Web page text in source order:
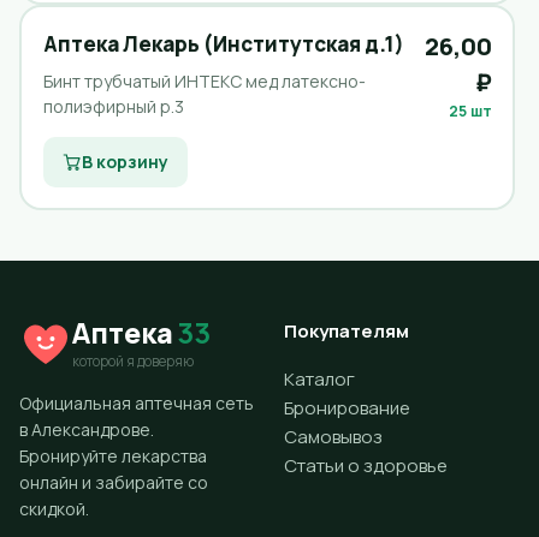
Аптека Лекарь (Институтская д.1)
Бинт трубчатый ИНТЕКС мед латексно-
полиэфирный р.3
26,00
₽
25 шт
В корзину
Аптека33
которой я доверяю
Официальная аптечная сеть
в Александрове.
Бронируйте лекарства
онлайн и забирайте со
скидкой.
Покупателям
Каталог
Бронирование
Самовывоз
Статьи о здоровье